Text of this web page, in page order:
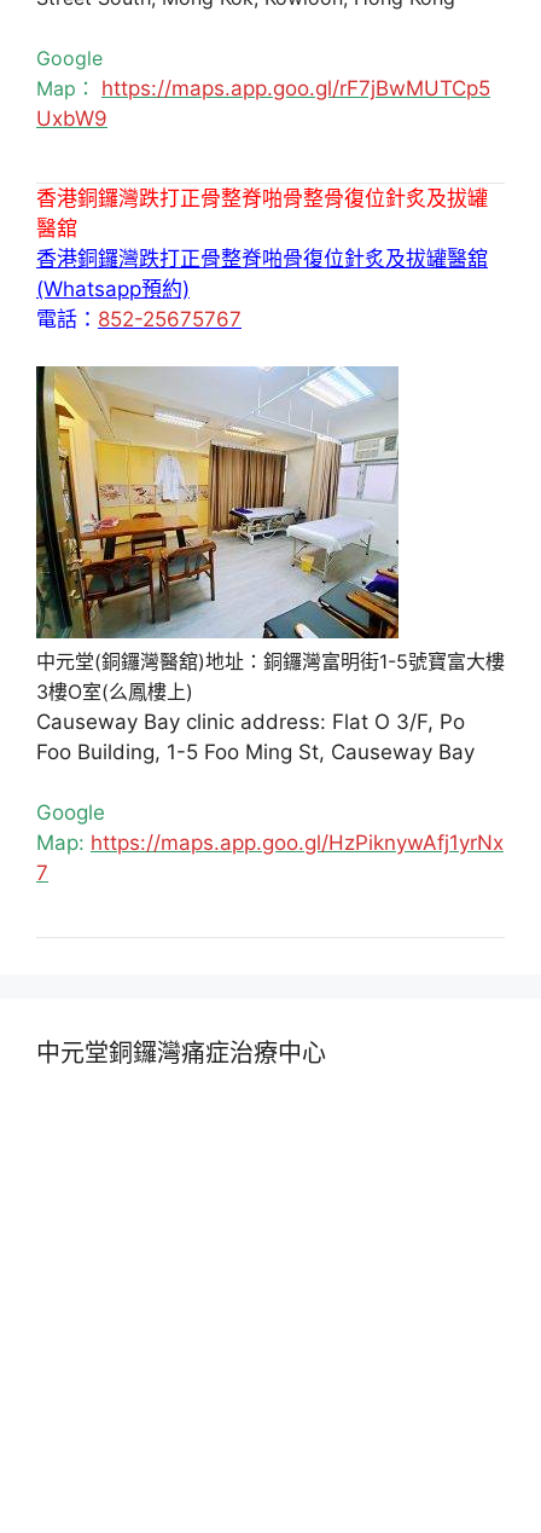
Google
Map： https://maps.app.goo.gl/rF7jBwMUTCp5
UxbW9
香港銅鑼灣跌打正骨整脊啪骨整骨復位針炙及拔罐
醫舘
香港銅鑼灣跌打正骨整脊啪骨復位針炙及拔罐醫舘
(Whatsapp預約)
電話： 852-25675767
中元堂(銅鑼灣醫舘)地址：銅鑼灣富明街1-5號寶富大樓
3樓O室(么鳳樓上)
Causeway Bay clinic address: Flat O 3/F, Po
Foo Building, 1-5 Foo Ming St, Causeway Bay
Google
Map: https://maps.app.goo.gl/HzPiknywAfj1yrNx
7
中元堂銅鑼灣痛症治療中心